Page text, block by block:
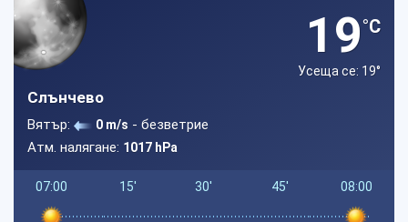
19°C
Усеща се: 19°
Слънчево
Вятър: 0 m/s - безветрие
Атм. налягане: 1017 hPa
07:00 15' 30' 45' 08:00